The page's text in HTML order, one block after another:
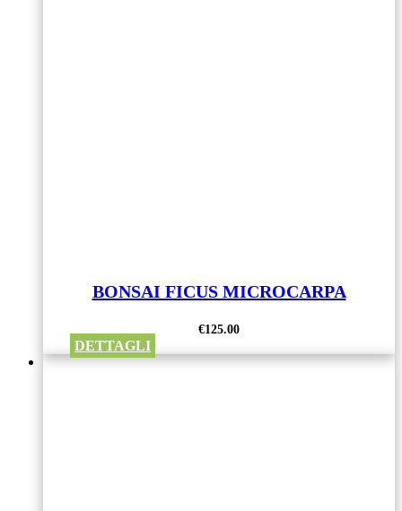
BONSAI FICUS MICROCARPA
€125.00
DETTAGLI